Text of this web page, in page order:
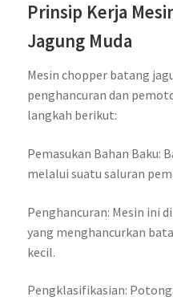
Prinsip Kerja
Jagung Muda
Mesin chopper batang
penghancuran dan
langkah berikut:
Pemasukan Bahan Baku:
melalui suatu saluran
Penghancuran: Mesin ini
yang menghancurkan
kecil.
Pengklasifikasian: